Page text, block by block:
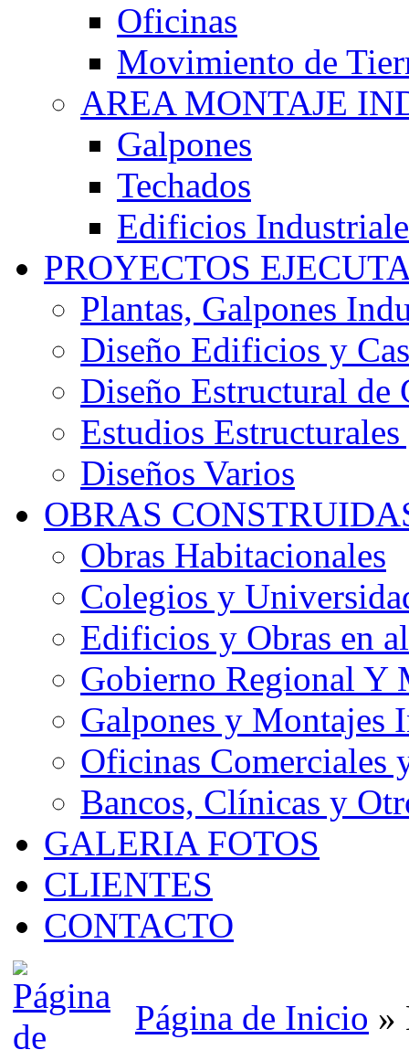
Oficinas
Movimiento de
AREA MONTAJE
Galpones
Techados
Edificios
PROYECTOS
Plantas, Galpones
Diseño Edificios y
Diseño Estructural de
Estudios
Diseños Varios
OBRAS
Obras Habitacionales
Colegios y
Edificios y Obras en
Gobierno Regional Y
Galpones y Montajes
Oficinas Comerciales
Bancos, Clínicas y
GALERIA FOTOS
CLIENTES
CONTACTO
Página de Inicio »